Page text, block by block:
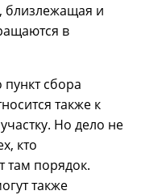
близлежащая и
в
пункт сбора
также к
Но дело не
кто
там порядок.
также